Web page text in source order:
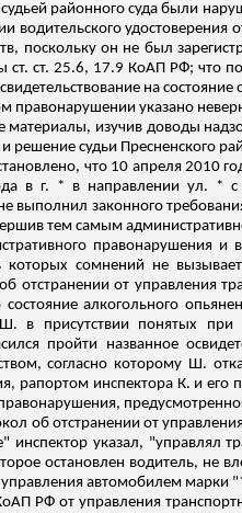
районного суда были
водительского
поскольку он не был
ст. ст. 25.6, 17.9 КоАП РФ; что
на
правонарушении указано
материалы, изучив доводы
решение судьи Пресненского
что 10 апреля 2010
г. * в направлении ул. * с
выполнил законного
тем самым
правонарушения и
которых сомнений не
отстранении от управления
алкогольного
в присутствии понятых при
пройти названное
согласно которому Ш.
рапортом инспектора К. и
об отстранении от
инспектор указал, "управлял
остановлен водитель, не
автомобилем марки
РФ от управления